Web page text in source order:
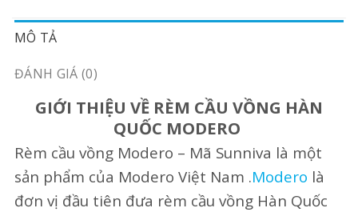
MÔ TẢ
ĐÁNH GIÁ (0)
GIỚI THIỆU VỀ RÈM CẦU VỒNG HÀN
QUỐC MODERO
Rèm cầu vồng Modero – Mã Sunniva là một
sản phẩm của Modero Việt Nam .Modero là
đơn vị đầu tiên đưa rèm cầu vồng Hàn Quốc